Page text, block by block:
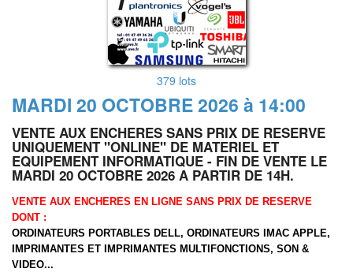
379 lots
MARDI 20 OCTOBRE 2026 à 14:00
VENTE AUX ENCHERES SANS PRIX DE RESERVE
UNIQUEMENT "ONLINE" DE MATERIEL ET
EQUIPEMENT INFORMATIQUE - FIN DE VENTE LE
MARDI 20 OCTOBRE 2026 A PARTIR DE 14H.
VENTE AUX ENCHERES EN LIGNE SANS PRIX DE RESERVE
DONT :
ORDINATEURS PORTABLES DELL, ORDINATEURS IMAC APPLE,
IMPRIMANTES ET IMPRIMANTES MULTIFONCTIONS, SON &
VIDEO...